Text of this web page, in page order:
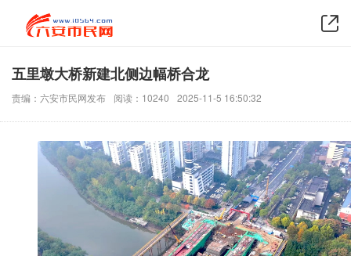
五里墩大桥新建北侧边幅桥合龙
责编：六安市民网发布 阅读：10240 2025-11-5 16:50:32